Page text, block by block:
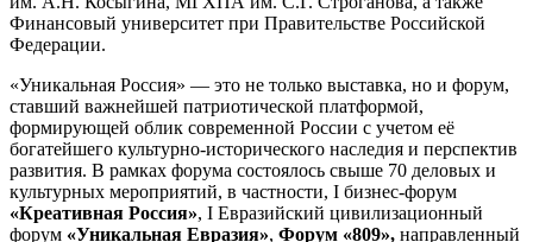
Финансовый университет при Правительстве Российской
Федерации.
«Уникальная Россия» — это не только выставка, но и форум,
ставший важнейшей патриотической платформой,
формирующей облик современной России с учетом её
богатейшего культурно-исторического наследия и перспектив
развития. В рамках форума состоялось свыше 70 деловых и
культурных мероприятий, в частности, I бизнес-форум
«Креативная Россия», I Евразийский цивилизационный
форум «Уникальная Евразия», Форум «809», направленный